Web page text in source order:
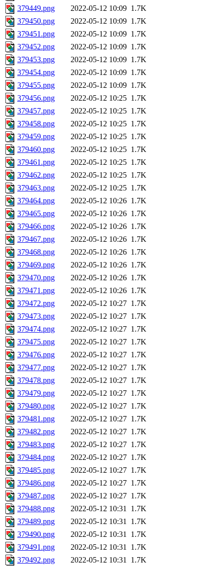
379449.png
2022-05-12 10:09 1.7K
379450.png
2022-05-12 10:09 1.7K
379451.png
2022-05-12 10:09 1.7K
379452.png
2022-05-12 10:09 1.7K
379453.png
2022-05-12 10:09 1.7K
379454.png
2022-05-12 10:09 1.7K
379455.png
2022-05-12 10:09 1.7K
379456.png
2022-05-12 10:25 1.7K
379457.png
2022-05-12 10:25 1.7K
379458.png
2022-05-12 10:25 1.7K
379459.png
2022-05-12 10:25 1.7K
379460.png
2022-05-12 10:25 1.7K
379461.png
2022-05-12 10:25 1.7K
379462.png
2022-05-12 10:25 1.7K
379463.png
2022-05-12 10:25 1.7K
379464.png
2022-05-12 10:26 1.7K
379465.png
2022-05-12 10:26 1.7K
379466.png
2022-05-12 10:26 1.7K
379467.png
2022-05-12 10:26 1.7K
379468.png
2022-05-12 10:26 1.7K
379469.png
2022-05-12 10:26 1.7K
379470.png
2022-05-12 10:26 1.7K
379471.png
2022-05-12 10:26 1.7K
379472.png
2022-05-12 10:27 1.7K
379473.png
2022-05-12 10:27 1.7K
379474.png
2022-05-12 10:27 1.7K
379475.png
2022-05-12 10:27 1.7K
379476.png
2022-05-12 10:27 1.7K
379477.png
2022-05-12 10:27 1.7K
379478.png
2022-05-12 10:27 1.7K
379479.png
2022-05-12 10:27 1.7K
379480.png
2022-05-12 10:27 1.7K
379481.png
2022-05-12 10:27 1.7K
379482.png
2022-05-12 10:27 1.7K
379483.png
2022-05-12 10:27 1.7K
379484.png
2022-05-12 10:27 1.7K
379485.png
2022-05-12 10:27 1.7K
379486.png
2022-05-12 10:27 1.7K
379487.png
2022-05-12 10:27 1.7K
379488.png
2022-05-12 10:31 1.7K
379489.png
2022-05-12 10:31 1.7K
379490.png
2022-05-12 10:31 1.7K
379491.png
2022-05-12 10:31 1.7K
379492.png
2022-05-12 10:31 1.7K